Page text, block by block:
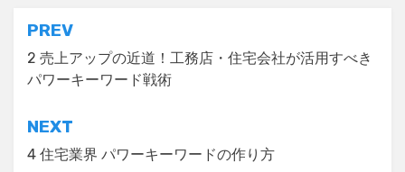
投
稿
ナ
ビ
ゲ
PREV
2 売上アップの近道！工務店・住宅会社が活用すべき
パワーキーワード戦術
NEXT
4 住宅業界 パワーキーワードの作り方